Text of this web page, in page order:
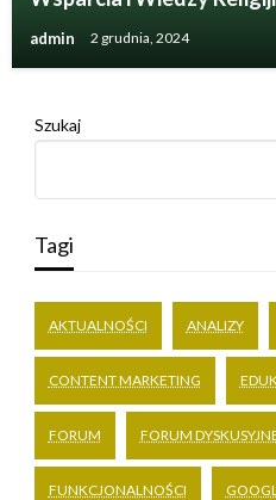
admin 2 grudnia, 2024
Szukaj
Tagi
AKTUALNOŚCI ANALIZY
CONTENT MARKETING
FORUM FORUM
FUNKCJONALNOŚCI